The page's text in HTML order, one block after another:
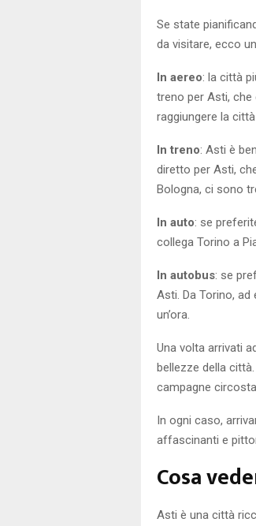
Se state
da visitare, ecco
In aereo: la città
treno per Asti, che
raggiungere la
In treno: Asti è
diretto per Asti,
Bologna, ci sono
In auto: se
collega Torino a
In autobus: se
Asti. Da Torino,
un’ora.
Una volta arrivati
bellezze della
campagne
In ogni caso,
affascinanti e
Cosa
Asti è una città